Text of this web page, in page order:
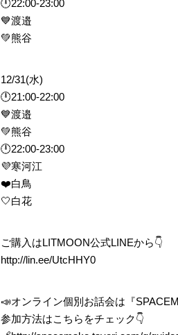
🕛22:00-23:00
💙渡邉
💚熊谷
12/31(水)
🕛21:00-22:00
💙渡邉
💚熊谷
🕛22:00-23:00
💜寒河江
❤️白鳥
🤍白花
ご購入はLITMOON公式LINEから👇
http://lin.ee/UtcHHY0
📣オンライン個別お話会は『
参加方法はこちらをチェック👇